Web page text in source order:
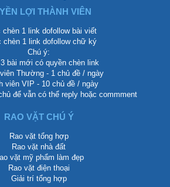
LỢI THÀNH VIÊN
1 link dofollow bài viết
1 link dofollow chữ ký
Chú ý:
bài mới có quyền chèn link
Thường - 1 chủ đề / ngày
viên VIP - 10 chủ đề / ngày
để vẫn có thể reply hoặc commment
RAO VẶT CHÚ Ý
Rao vặt tổng hợp
Rao vặt nhà đất
vặt mỹ phẩm làm đẹp
Rao vặt điện thoại
Giải trí tổng hợp